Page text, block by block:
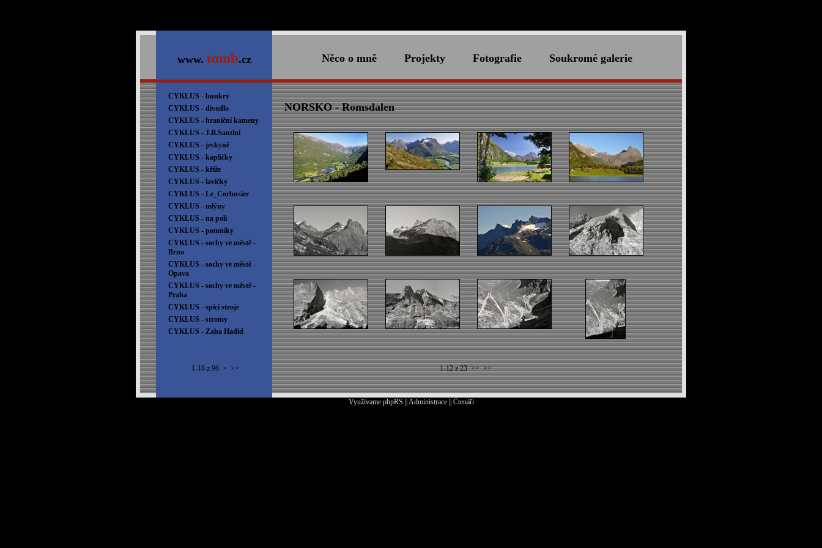
www. tomb.cz Něco o mně Projekty Fotografie Soukromé galerie
CYKLUS - bunkry
CYKLUS - divadlo
CYKLUS - hraniční kameny
CYKLUS - J.B.Santini
CYKLUS - jeskyně
CYKLUS - kapličky
CYKLUS - kříže
CYKLUS - lavičky
CYKLUS - Le_Corbusier
CYKLUS - mlýny
CYKLUS - na poli
CYKLUS - pomníky
CYKLUS - sochy ve městě -
Brno
CYKLUS - sochy ve městě -
Opava
CYKLUS - sochy ve městě -
Praha
CYKLUS - spící stroje
CYKLUS - stromy
CYKLUS - Zaha Hadid
1-18 z 96 > >>
NORSKO - Romsdalen
1-12 z 23>> >>
Využívame phpRS Administrace|| Čtenáři